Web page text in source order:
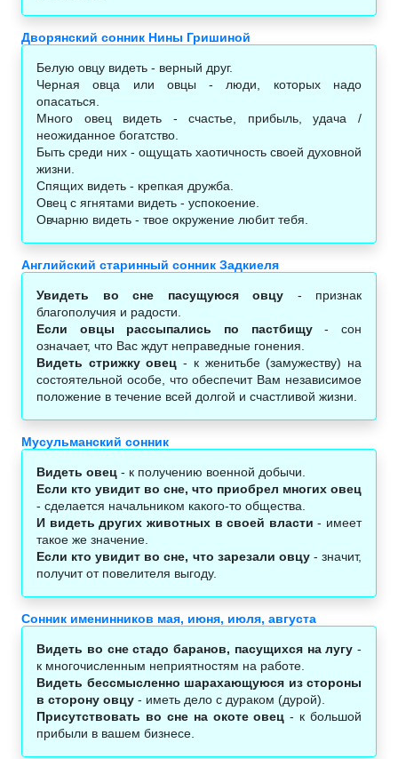
Дворянский сонник Нины Гришиной
Белую овцу видеть - верный друг.
Черная овца или овцы - люди, которых надо
опасаться.
Много овец видеть - счастье, прибыль, удача /
неожиданное богатство.
Быть среди них - ощущать хаотичность своей духовной
жизни.
Спящих видеть - крепкая дружба.
Овец с ягнятами видеть - успокоение.
Овчарню видеть - твое окружение любит тебя.
Английский старинный сонник Задкиеля
Увидеть во сне пасущуюся овцу - признак
благополучия и радости.
Если овцы рассыпались по пастбищу- сон
означает, что Вас ждут неправедные гонения.
Видеть стрижку овец - к женитьбе (замужеству) на
состоятельной особе, что обеспечит Вам независимое
положение в течение всей долгой и счастливой жизни.
Мусульманский сонник
Видеть овец - к получению военной добычи.
Если кто увидит во сне, что приобрел многих овец
- сделается начальником какого-то общества.
И видеть других животных в своей власти - имеет
такое же значение.
Если кто увидит во сне, что зарезали овцу- значит,
получит от повелителя выгоду.
Сонник именинников мая, июня, июля, августа
Видеть во сне стадо баранов, пасущихся на лугу -
к многочисленным неприятностям на работе.
Видеть бессмысленно шарахающуюся из стороны
в сторону овцу - иметь дело с дураком (дурой).
Присутствовать во сне на окоте овец - к большой
прибыли в вашем бизнесе.